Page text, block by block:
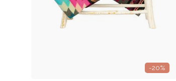
-20%